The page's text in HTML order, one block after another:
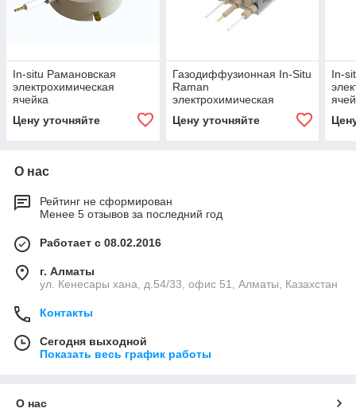
In-situ Рамановская
электрохимическая
ячейка
Цену уточняйте
Газодиффузионная In-Situ
Raman
электрохимическая
ячейка с серпантинным
проточным каналом
Цену уточняйте
In-
О нас
Рейтинг не сформирован
Менее 5 отзывов за последний год
Работает с 08.02.2016
г. Алматы
ул. Кенесары хана, д.54/33, офис 51, Алматы, Казахстан
Контакты
Сегодня выходной
Показать весь график работы
О нас